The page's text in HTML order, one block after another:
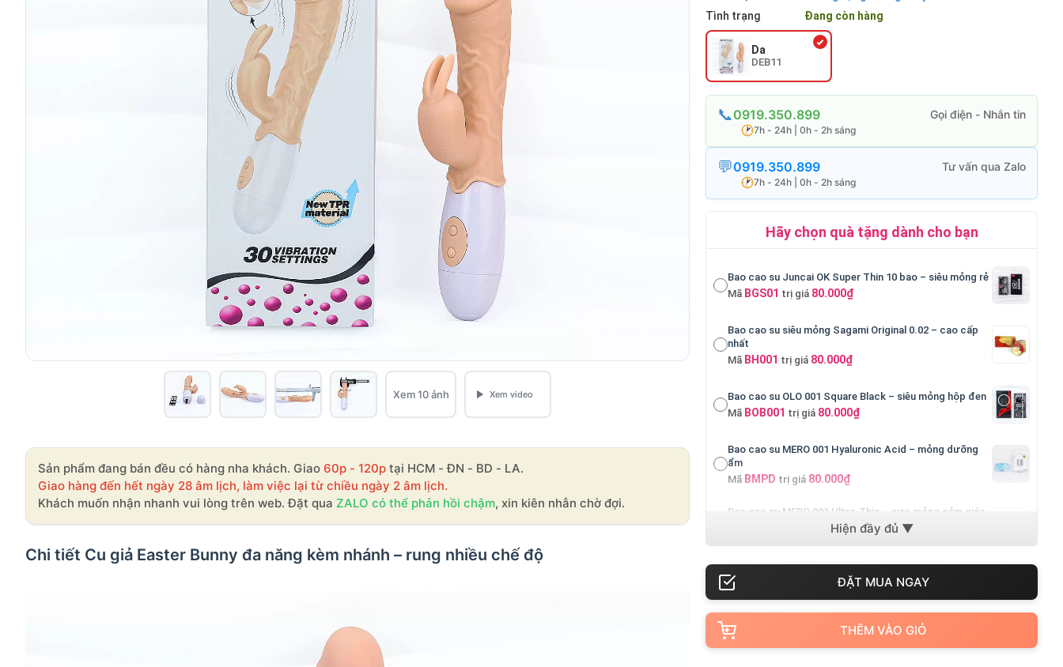
Xem 10 ảnh
Tình trạng
Đang còn hàng
Da
DEB11
0919.350.899
7h - 24h | 0h - 2h sáng
0919.350.899
7h - 24h | 0h - 2h sáng
Hãy chọn quà tặng dành cho bạn
Bao cao su Juncai OK Super Thin 10 bao – siêu mỏng rẻ
Mã BGS01 trị giá 80.000₫
Bao cao su siêu mỏng Sagami Original 0.02 – cao cấp
nhất
Mã BH001 trị giá 80.000₫
Bao cao su OLO 001 Square Black – siêu mỏng hộp đen
Mã BOB001 trị giá 80.000₫
Bao cao su MERO 001 Hyaluronic Acid – mỏng dưỡng
ẩm
Mã BMPD trị giá 80.000₫
Bao cao su MERO 001 Ultra-Thin – cực mỏng cảm giác
THÊM VÀO GIỎ
Sản phẩm đang bán đều có hàng nha khách. Giao 60p - 120p tại HCM - ĐN - BD - LA.
Giao hàng đến hết ngày 28 âm lịch, làm việc lại từ chiều ngày 2 âm lịch.
Khách muốn nhận nhanh vui lòng trên web. Đặt qua ZALO có thể phản hồi chậm, xin kiên nhẫn chờ đợi.
Chi tiết Cu giả Easter Bunny đa năng kèm nhánh – rung nhiều chế độ